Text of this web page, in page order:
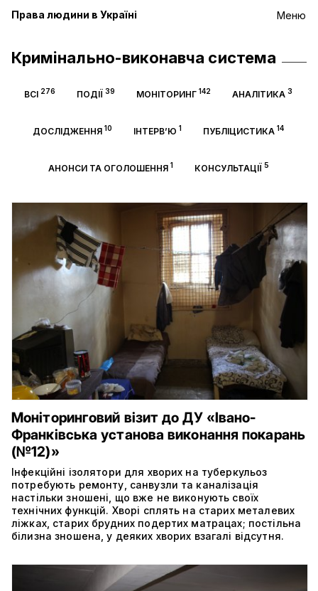
Меню
Права людини в Україні
Кримінально-виконавча система
ВСІ 276 ПОДІЇ 39 МОНІТОРИНГ 142 АНАЛІТИКА 3
ДОСЛІДЖЕННЯ 10 ІНТЕРВ’Ю 1 ПУБЛІЦИСТИКА 14
АНОНСИ ТА ОГОЛОШЕННЯ1 КОНСУЛЬТАЦІЇ5
Моніторинговий візит до ДУ «Івано-
Франківська установа виконання покарань
(№12)»
Інфекційні ізолятори для хворих на туберкульоз
потребують ремонту, санвузли та каналізація
настільки зношені, що вже не виконують своїх
технічних функцій. Хворі сплять на старих металевих
ліжках, старих брудних подертих матрацах; постільна
білизна зношена, у деяких хворих взагалі відсутня.